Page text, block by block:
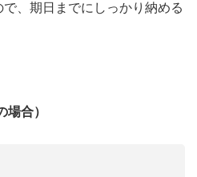
で、期日までにしっかり納める
合）